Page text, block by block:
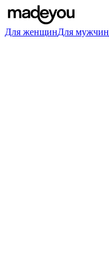
Для женщинДля мужчин